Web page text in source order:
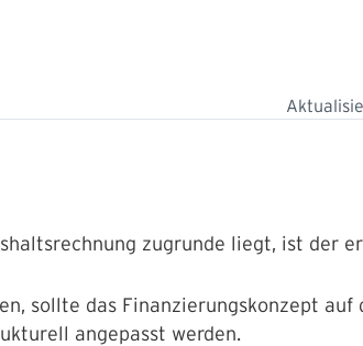
zugrunde liegt, ist der
sollte das Finanzierungskonzept auf
angepasst werden.